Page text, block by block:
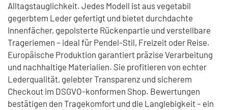
Alltagstauglichkeit. Jedes Modell ist aus vegetabil
gegerbtem Leder gefertigt und bietet durchdachte
Innenfächer, gepolsterte Rückenpartie und verstellbare
Trageriemen – ideal für Pendel-Stil, Freizeit oder Reise.
Europäische Produktion garantiert präzise Verarbeitung
und nachhaltige Materialien. Sie profitieren von echter
Lederqualität, gelebter Transparenz und sicherem
Checkout im DSGVO-konformen Shop. Bewertungen
bestätigen den Tragekomfort und die Langlebigkeit – ein